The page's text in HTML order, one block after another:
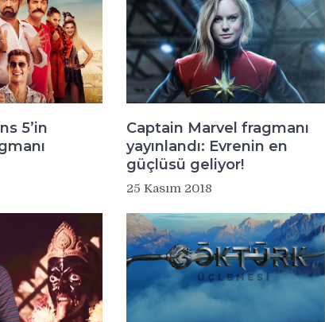
5’in
Captain Marvel fragmanı
yayınlandı: Evrenin en
güçlüsü geliyor!
25 Kasım 2018